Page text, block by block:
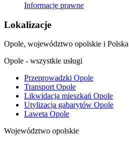
Informacje prawne
Lokalizacje
Opole, województwo opolskie i Polska
Opole - wszystkie usługi
Przeprowadzki Opole
Transport Opole
Likwidacja mieszkań Opole
Utylizacja gabarytów Opole
Laweta Opole
Województwo opolskie